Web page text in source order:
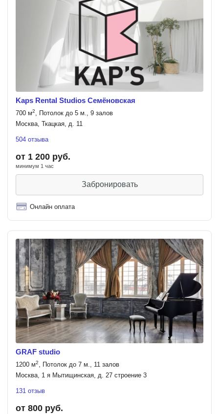
Kaps Rental Studios Семёновская
700 м2, Потолок до 5 м., 9 залов
Москва, Ткацкая, д. 11
504 отзыва
от 1 200 руб.
минимум 1 час
Забронировать
Онлайн оплата
GRAF studio
1200 м2, Потолок до 7 м., 11 залов
Москва, 1 я Мытищинская, д. 27 строение 3
131 отзыв
от 800 руб.